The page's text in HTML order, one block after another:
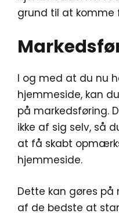
grund til at komme
I og med at du nu
hjemmeside, kan
på markedsføring.
ikke af sig selv, så
at få skabt
hjemmeside.
Dette kan gøres
af de bedste at